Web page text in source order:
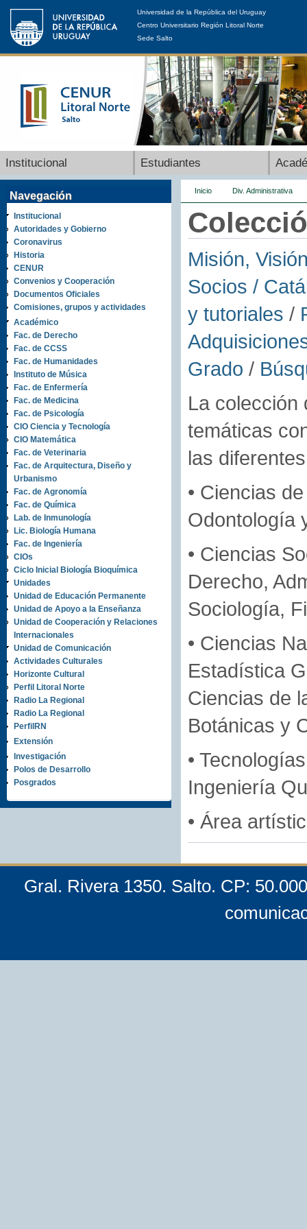
Universidad de la República del Uruguay
Centro Universitario Región Litoral Norte
Sede Salto
Institucional Estudiantes
Navegación
Institucional
Autoridades y Gobierno
Coronavirus
Historia
CENUR
Convenios y Cooperación
Documentos Oficiales
Comisiones, grupos y actividades
Académico
Fac. de Derecho
Fac. de CCSS
Fac. de Humanidades
Instituto de Música
Fac. de Enfermería
Fac. de Medicina
Fac. de Psicología
CIO Ciencia y Tecnología
CIO Matemática
Fac. de Veterinaria
Fac. de Arquitectura, Diseño y
Urbanismo
Fac. de Agronomía
Fac. de Química
Lab. de Inmunología
Lic. Biología Humana
Fac. de Ingeniería
CIOs
Ciclo Inicial Biología Bioquímica
Unidades
Unidad de Educación Permanente
Unidad de Apoyo a la Enseñanza
Unidad de Cooperación y Relaciones
Internacionales
Unidad de Comunicación
Actividades Culturales
Horizonte Cultural
Perfil Litoral Norte
Radio La Regional
Radio La Regional
PerfilRN
Extensión
Investigación
Polos de Desarrollo
Posgrados
Inicio Div. Administrativa
Misión,
Socios /
y tutoriales /
Grado /
La colección
temáticas
las
• Ciencias
Odontología
• Ciencias
Derecho,
Sociología,
• Ciencias
Estadística
Ciencias de
Botánicas y
•
Ingeniería
• Área
Gral. Rivera 1350. Salto. CP: